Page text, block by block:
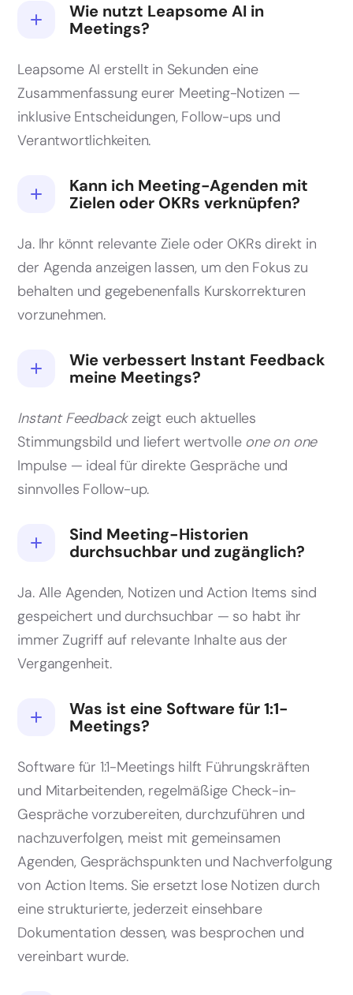
Wie nutzt Leapsome AI in
Meetings?
Leapsome AI erstellt in Sekunden eine
Zusammenfassung eurer Meeting-Notizen —
inklusive Entscheidungen, Follow-ups und
Verantwortlichkeiten.
Kann ich Meeting-Agenden mit
Zielen oder OKRs verknüpfen?
Ja. Ihr könnt relevante Ziele oder OKRs direkt in
der Agenda anzeigen lassen, um den Fokus zu
behalten und gegebenenfalls Kurskorrekturen
vorzunehmen.
Wie verbessert Instant Feedback
meine Meetings?
Instant Feedbackzeigt euch aktuelles
Stimmungsbild und liefert wertvolle one on one
Impulse — ideal für direkte Gespräche und
sinnvolles Follow-up.
Sind Meeting-Historien
durchsuchbar und zugänglich?
Ja. Alle Agenden, Notizen und Action Items sind
gespeichert und durchsuchbar — so habt ihr
immer Zugriff auf relevante Inhalte aus der
Vergangenheit.
Was ist eine Software für 1:1-
Meetings?
Software für 1:1-Meetings hilft Führungskräften
und Mitarbeitenden, regelmäßige Check-in-
Gespräche vorzubereiten, durchzuführen und
nachzuverfolgen, meist mit gemeinsamen
Agenden, Gesprächspunkten und Nachverfolgung
von Action Items. Sie ersetzt lose Notizen durch
eine strukturierte, jederzeit einsehbare
Dokumentation dessen, was besprochen und
vereinbart wurde.